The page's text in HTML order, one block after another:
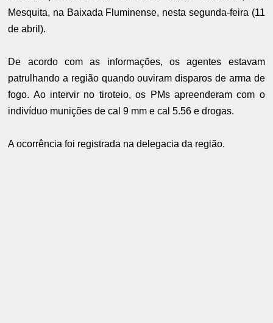
Mesquita, na Baixada Fluminense, nesta segunda-feira (11
de abril).
De acordo com as informações, os agentes estavam
patrulhando a região quando ouviram disparos de arma de
fogo. Ao intervir no tiroteio, os PMs apreenderam com o
indivíduo munições de cal 9 mm e cal 5.56 e drogas.
A ocorrência foi registrada na delegacia da região.